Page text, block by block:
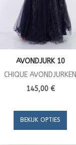
AVONDJURK 10
CHIQUE AVONDJURKEN
145,00 €
BEKIJK OPTIES